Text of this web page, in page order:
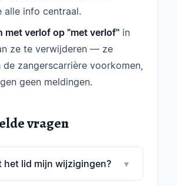
alle info centraal.
met verlof op "met verlof" in
ze te verwijderen — ze
de zangerscarrière voorkomen,
geen meldingen.
vragen
het lid mijn wijzigingen? ▾